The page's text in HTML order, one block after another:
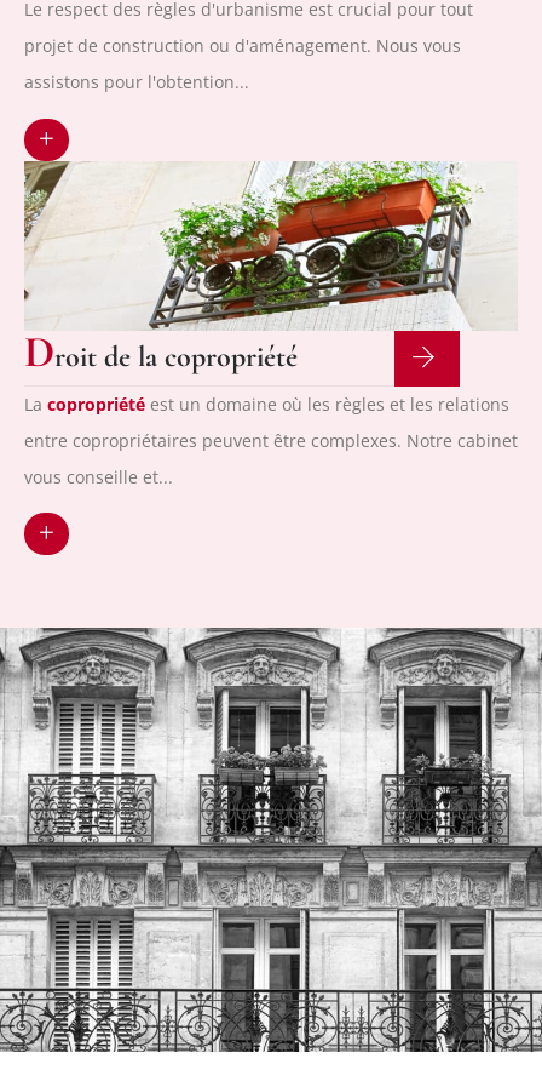
Le respect des règles d'urbanisme est crucial pour tout
projet de construction ou d'aménagement. Nous vous
assistons pour l'obtention...
+
Droit de la copropriété
La copropriété est un domaine où les règles et les relations
entre copropriétaires peuvent être complexes. Notre cabinet
vous conseille et...
+